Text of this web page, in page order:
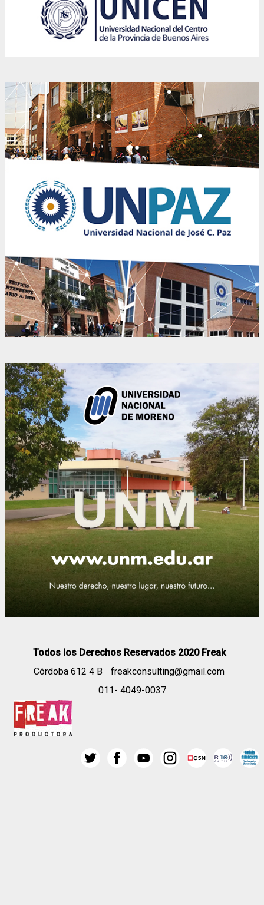
Todos los Derechos Reservados 2020 Freak
Córdoba 612 4 B
freakconsulting@gmail.com
011- 4049-0037